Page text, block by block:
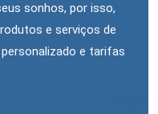
sonhos, por isso,
e serviços de
e tarifas